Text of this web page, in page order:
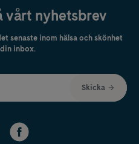
vårt nyhetsbrev
senaste inom hälsa och skönhet
inbox.
Skicka